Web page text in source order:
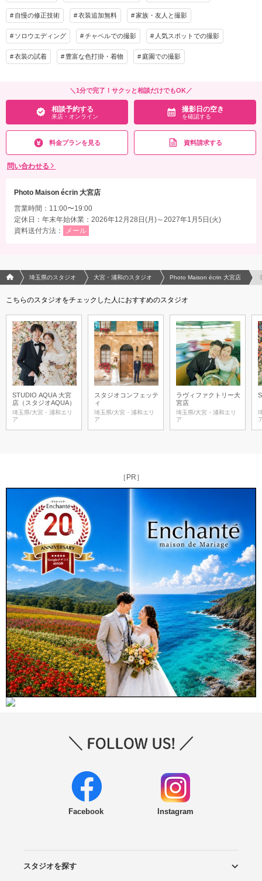
アルバム 12P データ 200カット
衣装追加 会食
家族と撮影 家族用衣装レンタル ペットと撮影
その他含むもの
リング/草履/雪駄/パンプス/革靴/白扇/ブーケ（※持込OK）/番傘/画像修正（美肌補
正・細身修正）/自撮りタイム
相談予約する 撮影日の空き
自慢の修正技術 衣装追加無料 家族・友人と撮影
ソロウエディング チャペルでの撮影 人気スポットでの撮影
衣装の試着 豊富な色打掛・着物 庭園での撮影
＼1分で完了！サクッと相談だけでもOK／
相談予約する
来店・オンライン
撮影日の空き
を確認する
料金プランを見る 資料請求する
問い合わせる
Photo Maison écrin 大宮店
営業時間：11:00〜19:00
定休日：年末年始休業：2026年12月28日(月)～2027年1月5日(火)
資料送付方法：
メール
フォトウエディング/結婚写真のPhotorait ホーム
埼玉県のスタジオ 大宮・浦和のスタジオ Photo Maison écrin 大宮店
こちらのスタジオをチェックした人におすすめのスタジオ
STUDIO AQUA 大宮
店（スタジオAQUA）
埼玉県/大宮・浦和エリ
ア
スタジオコンフェッテ
ィ
埼玉県/大宮・浦和エリ
ア
ラヴィファクトリー大
宮店
埼玉県/大宮・浦和エリ
ア
［PR］
Facebook Instagram
スタジオを探す